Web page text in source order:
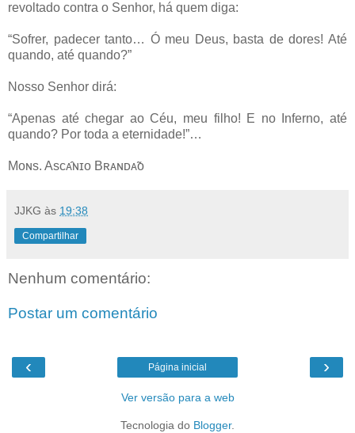
revoltado contra o Senhor, há quem diga:
“Sofrer, padecer tanto… Ó meu Deus, basta de dores! Até
quando, até quando?”
Nosso Senhor dirá:
“Apenas até chegar ao Céu, meu filho! E no Inferno, até
quando? Por toda a eternidade!”…
Mᴏɴs. Asᴄᴀ̂ɴɪᴏ Bʀᴀɴᴅᴀ̃ᴏ
JJKG às 19:38
Compartilhar
Nenhum comentário:
Postar um comentário
‹ ›
Página inicial
Ver versão para a web
Tecnologia do Blogger.